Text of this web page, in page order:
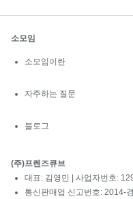
소모임
소모임이란
자주하는 질문
블로그
(주)프렌즈큐브
대표: 김영민 | 사업자번호:
통신판매업 신고번호: 2014-